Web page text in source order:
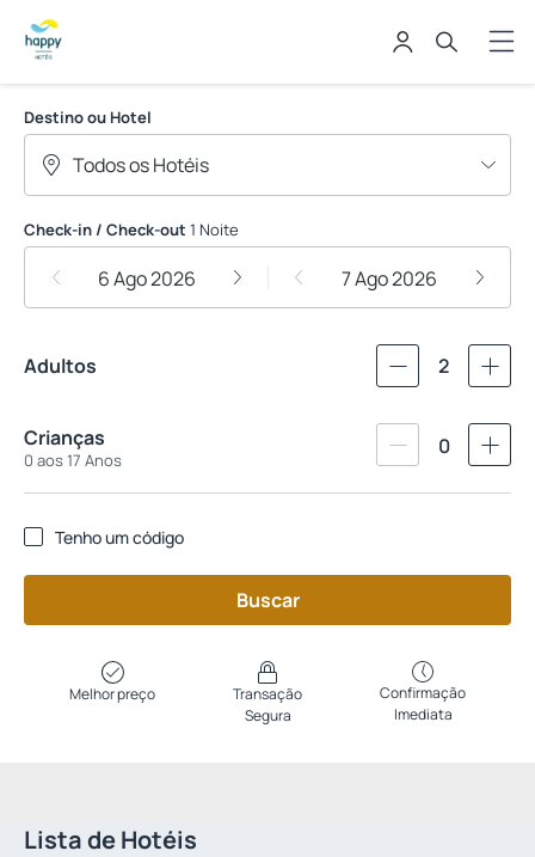
Rede Happy
Destino ou Hotel
Check-in / Check-out 1 Noite
6 Ago 2026 7 Ago 2026
Adultos 2
Crianças
0 aos 17 Anos
0
Tenho um código
Buscar
Melhor preço
Transação
Segura
Confirmação
Imediata
Lista de Hotéis